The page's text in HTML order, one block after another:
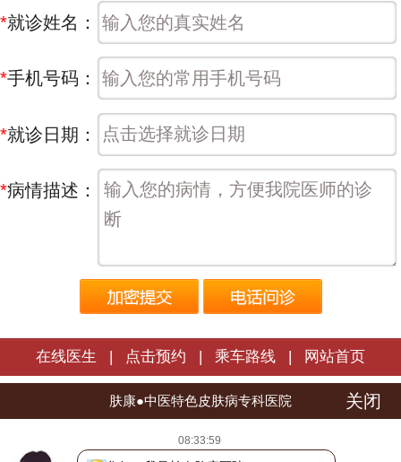
*就诊姓名：
*手机号码：
*就诊日期：
*病情描述：
在线医生 | 点击预约 | 乘车路线 | 网站首页
长春肤康皮肤病医院 | 版权所有
热线电话：0431-88598120
肤康●中医特色皮肤病专科医院 关闭
08:33:59